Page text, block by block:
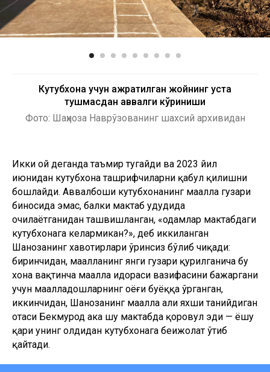
Кутубхона учун ажратилган жойнинг уста
тушмасдан аввалги кўриниши
Фото: Шаҳноза Наврўзованинг шахсий архивидан
Икки ой деганда таъмир тугайди ва 2023 йил
июнидан кутубхона ташрифчиларни қабул қилишни
бошлайди. Аввалбоши кутубхонанинг маҳалла гузари
биносида эмас, балки мактаб ҳудудида
очилаётганидан ташвишланган, «одамлар мактабдаги
кутубхонага келармикaн?», деб иккиланган
Шаҳнозанинг хавотирлари ўринсиз бўлиб чиқади:
биринчидан, маҳалланинг янги гузари қурилганича бу
хона вақтинча маҳалла идораси вазифасини бажаргани
учун маҳалладошларнинг оёғи буёққа ўрганган,
иккинчидан, Шаҳнозанинг маҳалла аҳли яхши танийдиган
отаси Бекмурод ака шу мактабда қоровул эди — ёшу
қари унинг олдидан кутубхонага беҳижолат ўтиб
қайтади.